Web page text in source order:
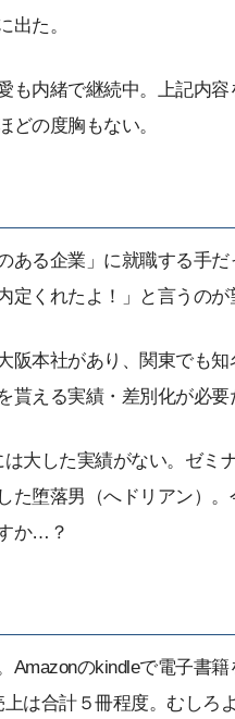
出た。
も内緒で継続中。上記内
どの度胸もない。
ある企業」に就職する手
定くれたよ！」と言うのが
阪本社があり、関東でも
える実績・差別化が必要
大した実績がない。ゼミ
た堕落男（へドリアン）。
か…？
Amazonのkindleで電子書
は合計５冊程度。むしろ